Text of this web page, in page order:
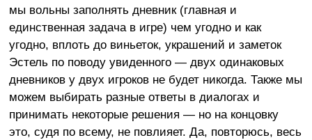
мы вольны заполнять дневник (главная и
единственная задача в игре) чем угодно и как
угодно, вплоть до виньеток, украшений и заметок
Эстель по поводу увиденного — двух одинаковых
дневников у двух игроков не будет никогда. Также мы
можем выбирать разные ответы в диалогах и
принимать некоторые решения — но на концовку
это, судя по всему, не повлияет. Да, повторюсь, весь